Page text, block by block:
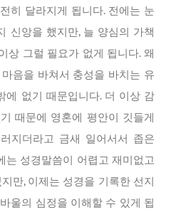
히 달라지게 됩니다. 전에는 눈
신앙을 했지만, 늘 양심의 가책
상 그럴 필요가 없게 됩니다. 왜
음을 바쳐서 충성을 바치는 유
에 없기 때문입니다. 더 이상 감
때문에 영혼에 평안이 깃들게
지더라고 금새 일어서서 좁은
는 성경말씀이 어렵고 재미없고
만, 이제는 성경을 기록한 선지
울의 심정을 이해할 수 있게 됩